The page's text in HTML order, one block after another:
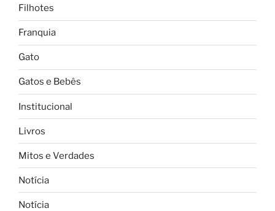
Filhotes
Franquia
Gato
Gatos e Bebês
Institucional
Livros
Mitos e Verdades
Notícia
Notícia